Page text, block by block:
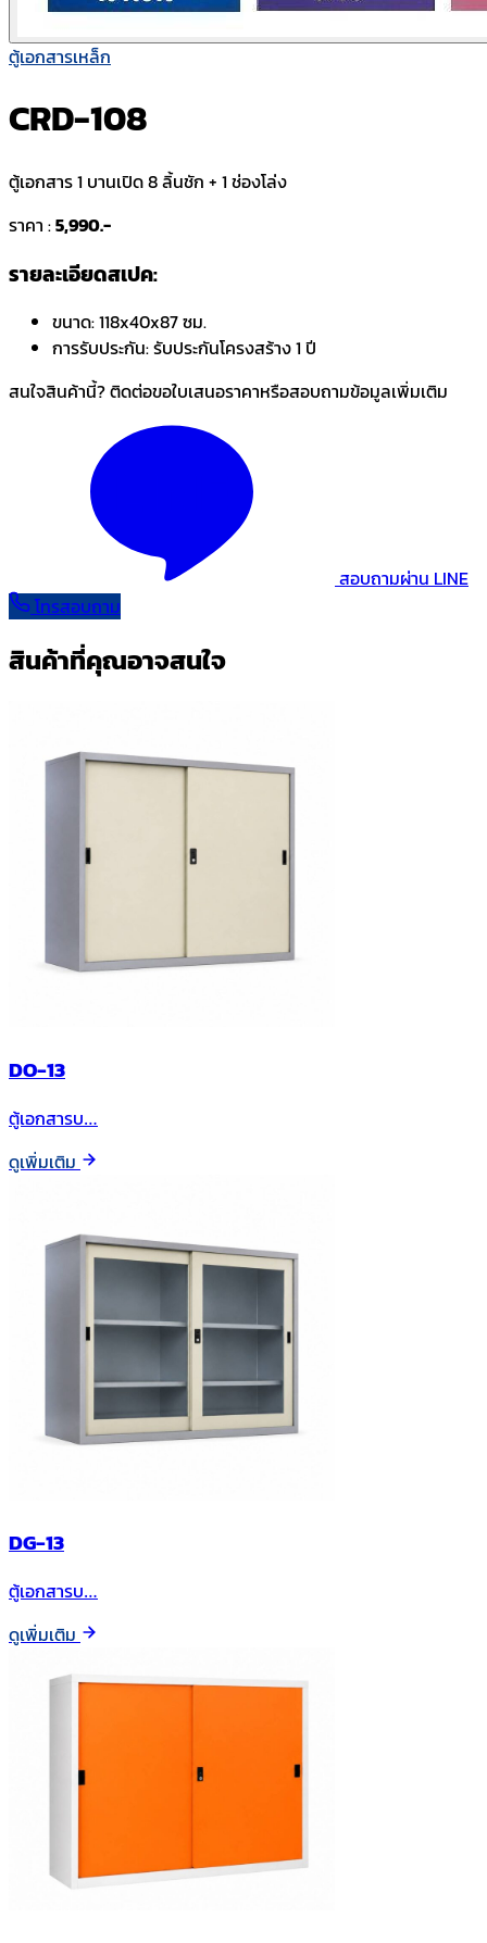
ตู้เอกสารเหล็ก
CRD-108
ตู้เอกสาร 1 บานเปิด 8 ลิ้นชัก + 1 ช่องโล่ง
ราคา :5,990.-
รายละเอียดสเปค:
ขนาด:118x40x87 ซม.
การรับประกัน:รับประกันโครงสร้าง 1 ปี
สนใจสินค้านี้? ติดต่อขอใบเสนอราคาหรือสอบถามข้อมูลเพิ่มเติม
สอบถามผ่าน LINE
โทรสอบถาม
สินค้าที่คุณอาจสนใจ
DO-13
ตู้เอกสารบ…
ดูเพิ่มเติม
DG-13
ตู้เอกสารบ…
ดูเพิ่มเติม